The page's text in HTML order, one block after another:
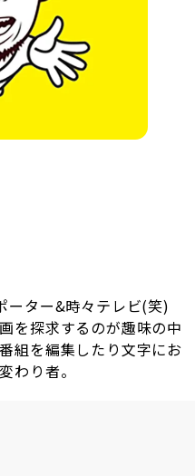
スタジオ見学について
採用情報について
サイトポリシー
視聴データ取り扱いについて
利用者情報の外部送信について
ーター&時々テレビ(笑)
を探求するのが趣味の中
組を編集したり文字にお
わり者。